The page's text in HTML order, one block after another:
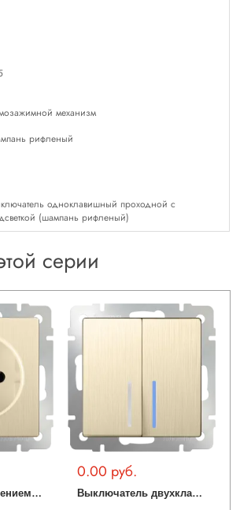
механизм
рифленый
одноклавишный проходной с
(шампань рифленый)
серии
Р
озетка с заземлением (шампань рифленый) WL10-SKG-01-IP20
0.00 руб.
В
ыключатель двухклавишный проходной с подсветкой (шампань рифленый) WL10-SW-2G-2W-LED